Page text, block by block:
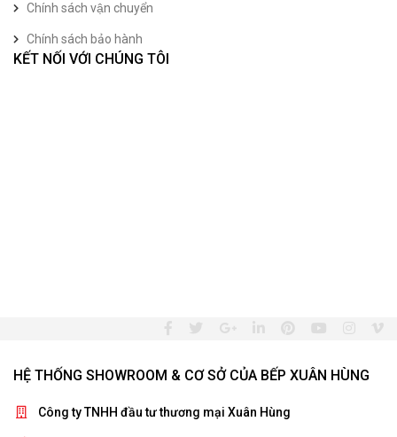
Chính sách vận chuyển
Chính sách bảo hành
KẾT NỐI VỚI CHÚNG TÔI
HỆ THỐNG SHOWROOM & CƠ SỞ CỦA BẾP XUÂN HÙNG
Công ty TNHH đầu tư thương mại Xuân Hùng